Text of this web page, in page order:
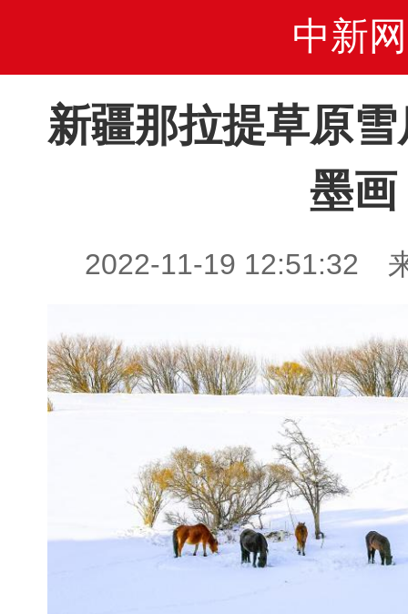
中新网
新疆那拉提草原
墨画
2022-11-19 12:51:32